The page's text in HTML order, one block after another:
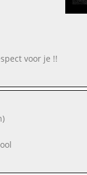
voor je !!